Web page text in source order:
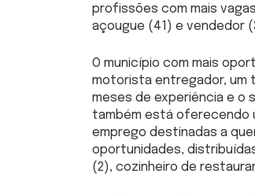
profissões com mais
açougue (41) e vendedor
O município com mais
motorista entregador, um
meses de experiência e o
também está oferecendo
emprego destinadas a
oportunidades,
(2), cozinheiro de